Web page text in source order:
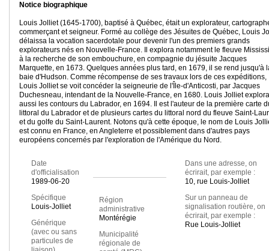
Notice biographique
Louis Jolliet (1645-1700), baptisé à Québec, était un explorateur,
commerçant et seigneur. Formé au collège des Jésuites de Québec, Louis
délaissa la vocation sacerdotale pour devenir l'un des premiers grands
explorateurs nés en Nouvelle-France. Il explora notamment le fleuve
à la recherche de son embouchure, en compagnie du jésuite Jacques
Marquette, en 1673. Quelques années plus tard, en 1679, il se rend jusqu'à
baie d'Hudson. Comme récompense de ses travaux lors de ces expéditions,
Louis Jolliet se voit concéder la seigneurie de l'Île-d'Anticosti, par Jacques
Duchesneau, intendant de la Nouvelle-France, en 1680. Louis Jolliet explora
aussi les contours du Labrador, en 1694. Il est l'auteur de la première carte
littoral du Labrador et de plusieurs cartes du littoral nord du fleuve Saint-
et du golfe du Saint-Laurent. Notons qu'à cette époque, le nom de Louis
est connu en France, en Angleterre et possiblement dans d'autres pays
européens concernés par l'exploration de l'Amérique du Nord.
Date
d'officialisation
1989-06-20
Spécifique
Louis-Jolliet
Générique
(avec ou sans
particules de
Région
administrative
Montérégie
Municipalité
régionale de
Dans une adresse, on
écrirait, par exemple :
10, rue Louis-Jolliet
Sur un panneau de
signalisation routière, on
écrirait, par exemple :
Rue Louis-Jolliet